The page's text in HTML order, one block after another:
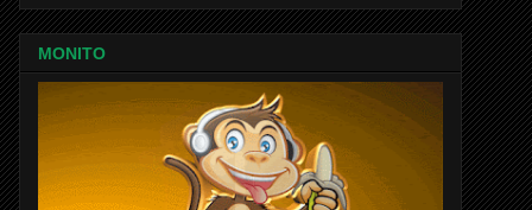
MONITO